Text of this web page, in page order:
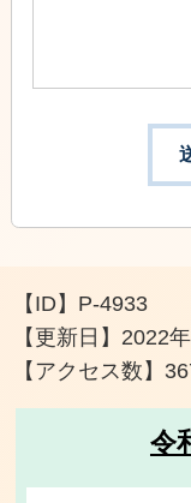
【ID】 P-4933
【更新日】 2022
【アクセス数】
令